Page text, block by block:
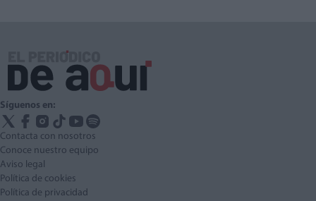
Síguenos en:
Contacta con nosotros
Conoce nuestro equipo
Aviso legal
Política de cookies
Política de privacidad